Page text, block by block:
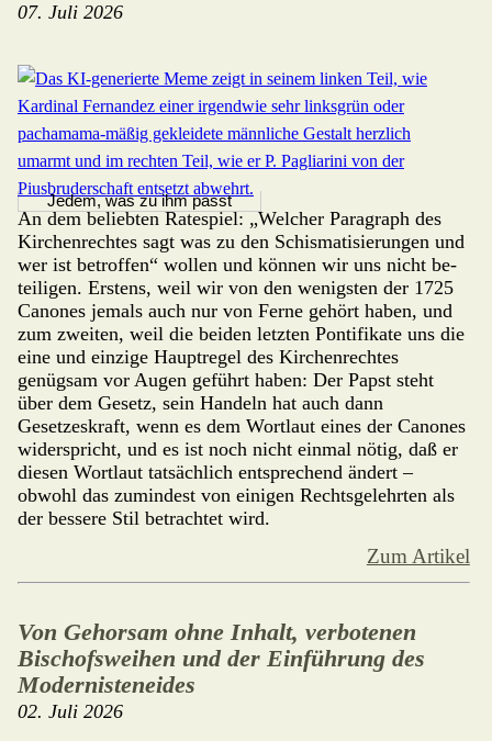
07. Juli 2026
Jedem, was zu ihm passt
An dem beliebten Ratespiel: „Welcher Para­graph des
Kirchenrechtes sagt was zu den Schismatisierungen und
wer ist betroffen“ wollen und können wir uns nicht be­
teiligen. Erstens, weil wir von den wenigsten der 1725
Canones jemals auch nur von Ferne gehört haben, und
zum zweiten, weil die beiden letzten Pontifikate uns die
eine und einzige Hauptregel des Kirchenrechtes
genügsam vor Augen geführt haben: Der Papst steht
über dem Gesetz, sein Handeln hat auch dann
Gesetzeskraft, wenn es dem Wortlaut eines der Canones
widerspricht, und es ist noch nicht einmal nötig, daß er
diesen Wortlaut tatsächlich entsprechend ändert –
obwohl das zumindest von einigen Rechtsge­lehr­ten als
der bessere Stil betrachtet wird.
Zum Artikel
Von Gehorsam ohne Inhalt, verbotenen
Bischofsweihen und der Einführung des
Modernisteneides
02. Juli 2026